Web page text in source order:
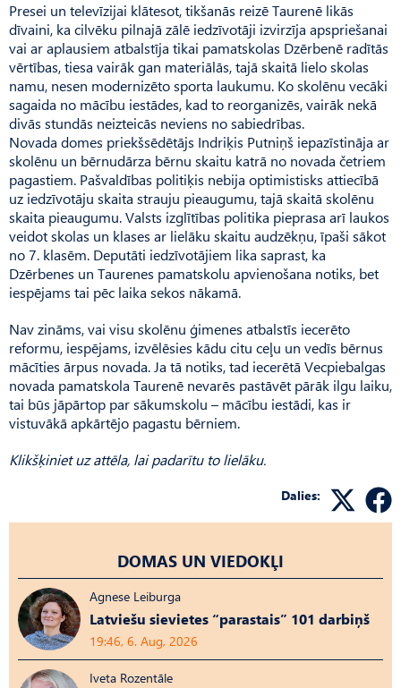
Presei un televīzijai klātesot, tikšanās reizē Taurenē likās
dīvaini, ka cilvēku pilnajā zālē iedzīvotāji izvirzīja apspriešanai
vai ar aplausiem atbalstīja tikai pamatskolas Dzērbenē radītās
vērtības, tiesa vairāk gan materiālās, tajā skaitā lielo skolas
namu, nesen modernizēto sporta laukumu. Ko skolēnu vecāki
sagaida no mā­cību iestādes, kad to reorganizēs, vairāk nekā
divās stundās neizteicās neviens no sabiedrības.
Novada domes priekšsēdētājs Indriķis Putniņš iepazīstināja ar
skolēnu un bērnudārza bērnu skaitu katrā no novada četriem
pagastiem. Pašvaldības politiķis nebija optimistisks attiecībā
uz iedzīvotāju skaita strauju pieaugumu, tajā skaitā skolēnu
skaita pieaugumu. Valsts izglītības politika pieprasa arī laukos
veidot skolas un klases ar lielāku skaitu audzēkņu, īpaši sākot
no 7. klasēm. Deputāti iedzīvotājiem lika saprast, ka
Dzērbenes un Tau­renes pamatskolu apvienošana notiks, bet
iespējams tai pēc laika sekos nākamā.
Nav zināms, vai visu skolēnu ģimenes atbalstīs iecerēto
reformu, iespējams, izvēlēsies kādu citu ceļu un vedīs bērnus
mācīties ārpus novada. Ja tā notiks, tad iecerētā Vecpiebalgas
novada pamatskola Taurenē nevarēs pastāvēt pārāk ilgu laiku,
tai būs jāpārtop par sākumskolu – mācību iestādi, kas ir
vistuvākā apkārtējo pagastu bērniem.
Klikšķiniet uz attēla, lai padarītu to lielāku.
Dalies:
DOMAS UN VIEDOKĻI
Agnese Leiburga
Latviešu sievietes “parastais” 101 darbiņš
19:46, 6. Aug, 2026
Iveta Rozentāle